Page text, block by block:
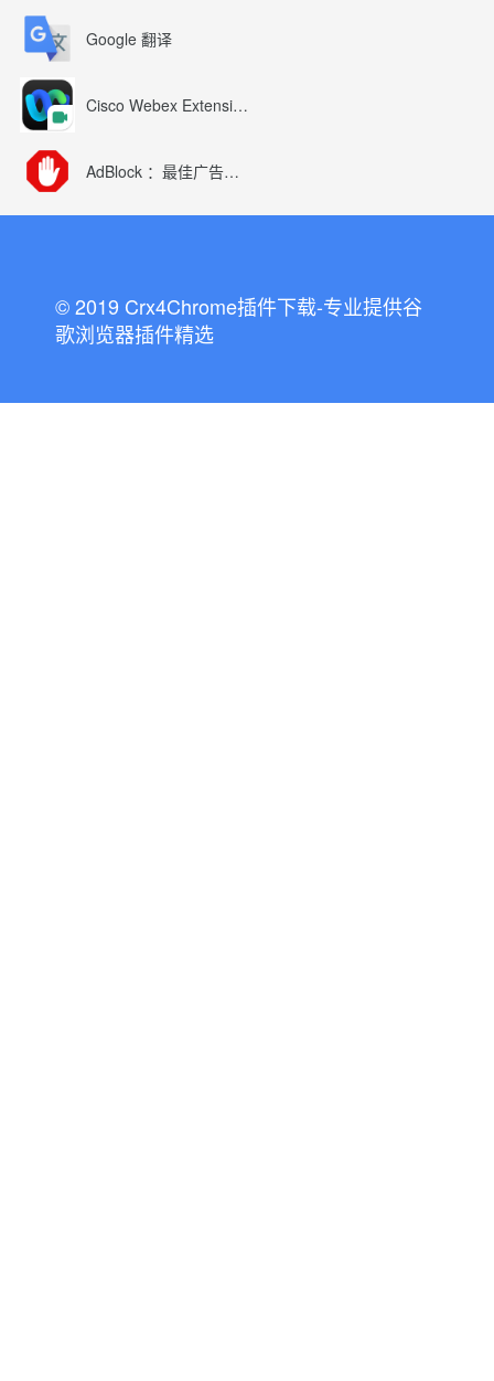
Google 翻译
Cisco Webex Extension
AdBlock ：最佳广告拦截工具
© 2019 Crx4Chrome插件下载-专业提供谷
歌浏览器插件精选